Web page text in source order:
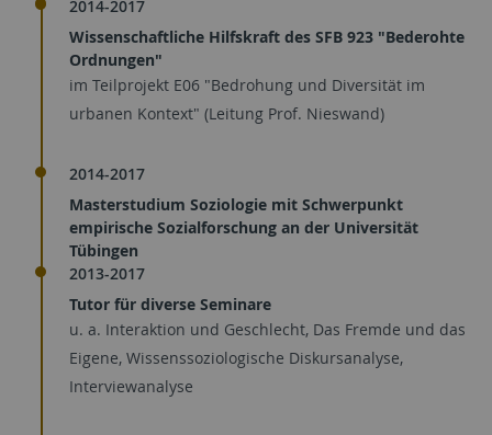
2014-2017
Wissenschaftliche Hilfskraft des SFB 923 "Bederohte
Ordnungen"
im Teilprojekt E06 "Bedrohung und Diversität im
urbanen Kontext" (Leitung Prof. Nieswand)
2014-2017
Masterstudium Soziologie mit Schwerpunkt
empirische Sozialforschung an der Universität
Tübingen
2013-2017
Tutor für diverse Seminare
u. a. Interaktion und Geschlecht, Das Fremde und das
Eigene, Wissenssoziologische Diskursanalyse,
Interviewanalyse